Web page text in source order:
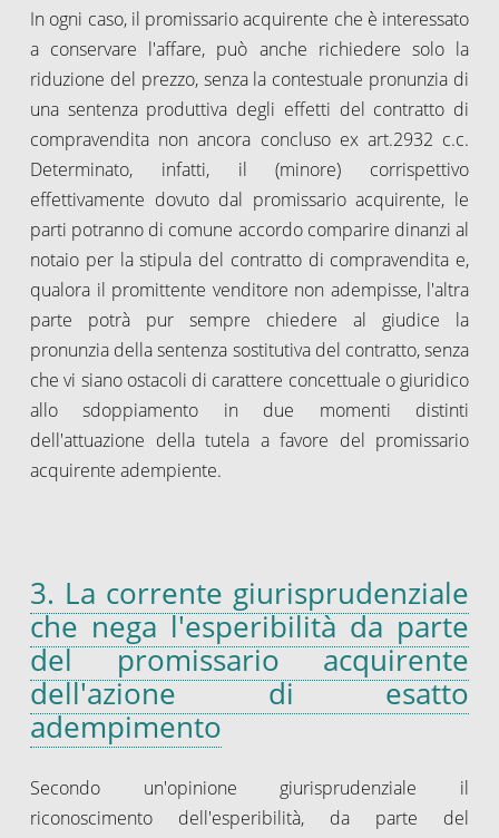
In ogni caso, il promissario acquirente che è interessato
a conservare l'affare, può anche richiedere solo la
riduzione del prezzo, senza la contestuale pronunzia di
una sentenza produttiva degli effetti del contratto di
compravendita non ancora concluso ex art.2932 c.c.
Determinato, infatti, il (minore) corrispettivo
effettivamente dovuto dal promissario acquirente, le
parti potranno di comune accordo comparire dinanzi al
notaio per la stipula del contratto di compravendita e,
qualora il promittente venditore non adempisse, l'altra
parte potrà pur sempre chiedere al giudice la
pronunzia della sentenza sostitutiva del contratto, senza
che vi siano ostacoli di carattere concettuale o giuridico
allo sdoppiamento in due momenti distinti
dell'attuazione della tutela a favore del promissario
acquirente adempiente.
3. La corrente giurisprudenziale
che nega l'esperibilità da parte
del promissario acquirente
dell'azione di esatto
adempimento
Secondo un'opinione giurisprudenziale il
riconoscimento dell'esperibilità, da parte del